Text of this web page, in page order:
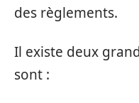
des règlements.
Il existe deux
sont :